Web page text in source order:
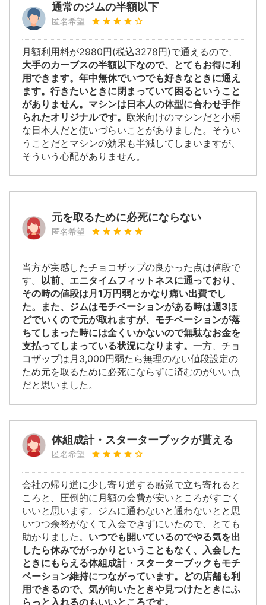
通常のジムの半額以下
匿名希望
月額利用料が2980円(税込3278円)で通えるので、
大手のカーブスの半額以下なので、とてもお得に利
用できます。年中無休でいつでも好きなときに通え
ます。行きたいときに閉まっていて困るということ
がありません。マシンは日本人の体型に合わせ手作
られたオリジナルです。 欧米向けのマシンだと小柄
な日本人だと使いづらいことがありました。そうい
うことだとマシンの効果も半減してしまいますが、
そういう心配がありません。
元を取るために必死にならない
匿名希望
当方が実感したチョコザップの良かった点は値段で
す。 以前、エニタイムフィットネスに通っており、
その時の値段は月1万円弱とかなり痛い出費でし
た。また、ジムはモチベーションがある時は週3ほ
どでいくので元が取れますが、モチベーションが落
ちてしまった時には全くいかないので無駄なお金を
支払ってしまっている状況になります。 一方、チョ
コザップは月3,000円弱たら無理のない値段設定の
ため元を取るために必死にならずに済むのがいい点
だと思いました。
体組成計・スターターブックが貰える
匿名希望
会社の帰り道に少し寄り道する感覚で立ち寄れると
ころと、圧倒的に月額の会費が安いところがすごく
いいと思います。ジムに通わないと通わないとと思
いつつ余裕がなくて入会できずにいたので、とても
助かりました。 いつでも開いているのでやる気を出
したら休みでがっかりということもなく、入会した
ときにもらえる体組成計・スターターブックもモチ
ベーション維持につながっています。どの店舗も利
用できるので、気が向いたときや見つけたときにふ
らっと入れるのもいいところです。